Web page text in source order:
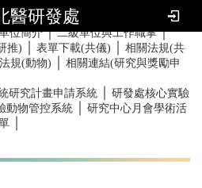
醫研發處
位簡介｜二級單位與工作職掌｜
推) 表單下載(共儀)
相關法規(共
規(動物)
相關連結(研究與獎勵申
研究計畫申請系統
研發處核心實驗
動物管控系統
研究中心月會學術活